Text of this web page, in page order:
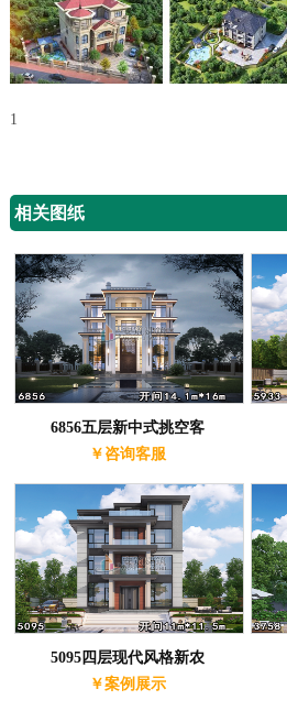
1
相关图纸
6856五层新中式挑空客
￥咨询客服
5095四层现代风格新农
￥案例展示